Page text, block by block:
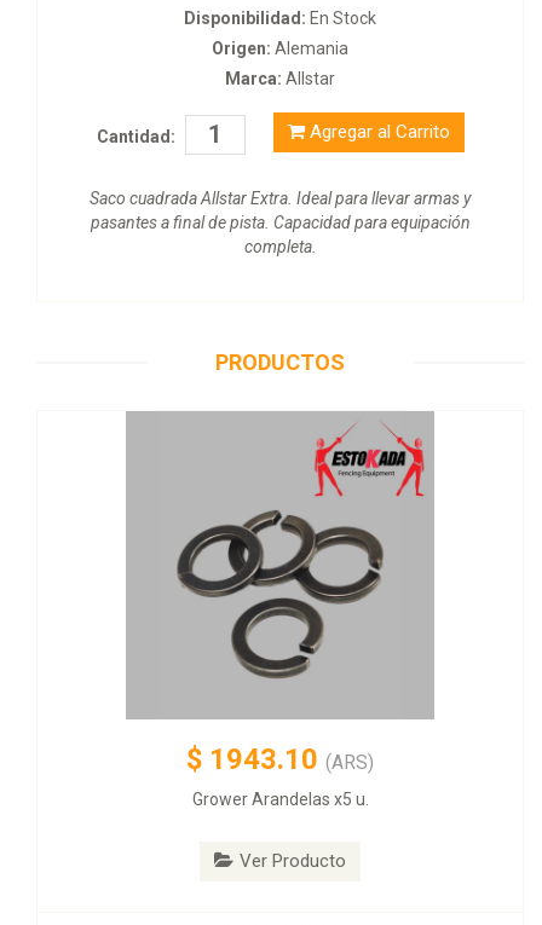
Disponibilidad: En Stock
Origen: Alemania
Marca: Allstar
Cantidad: Agregar al Carrito
Saco cuadrada Allstar Extra. Ideal para llevar armas y
pasantes a final de pista. Capacidad para equipación
completa.
PRODUCTOS
$ 1943.10 (ARS)
Grower Arandelas x5 u.
Ver Producto